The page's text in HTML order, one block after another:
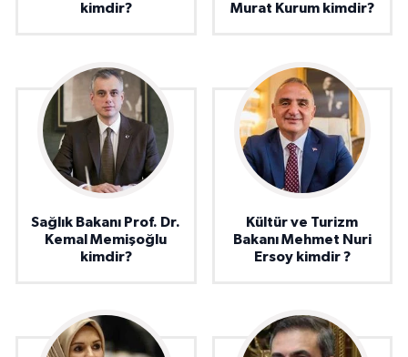
kimdir?
Murat Kurum kimdir?
Sağlık Bakanı Prof. Dr.
Kemal Memişoğlu
kimdir?
Kültür ve Turizm
Bakanı Mehmet Nuri
Ersoy kimdir ?